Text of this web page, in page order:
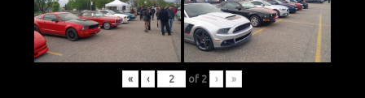
« ‹ of 2 › »